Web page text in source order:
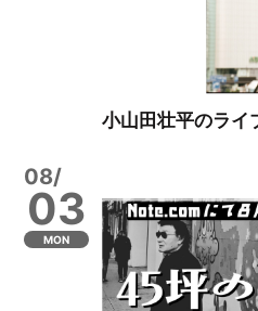
小山田壮平のライ
08/
03
MON